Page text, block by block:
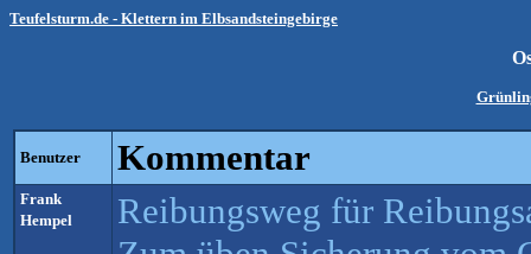
Teufelsturm.de - Klettern im Elbsandsteingebirge
Benutzer Kommentar
Frank
Hempel
Reibungsweg für